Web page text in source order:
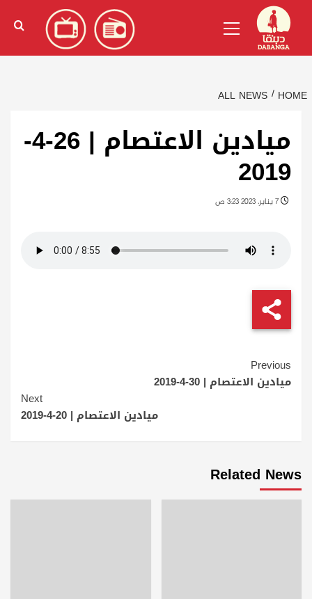
content
الإنجليزية)
Menu
HOME
ALL NEWS
ميادين الاعتصام | 26-4-
2019
Continue
Reading
Previous
ميادين الاعتصام | 30-4-2019
Next
ميادين الاعتصام | 20-4-2019
Related News